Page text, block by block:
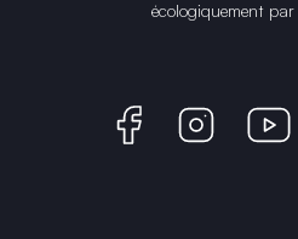
écologiquement par